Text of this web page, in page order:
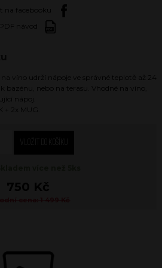
na facebooku
PDF návod
na víno udrží nápoje ve správné teplotě až 24
bazénu, nebo na terasu. Vhodné na víno,
nápoj.
+ 2x MUG.